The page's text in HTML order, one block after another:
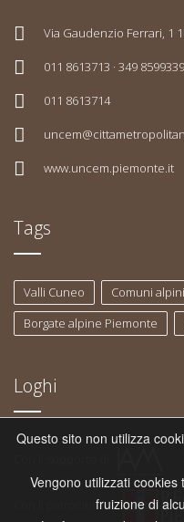
Via Gaudenzio Ferrari, 1
011 8613713 · 349 8599339
011 8613714
www.uncem.piemonte.it
Tags
Valli Cuneo Comuni
Borgate alpine Piemonte
Loghi
Con il patrocinio di
Questo sito non utilizza
Vengono utilizzati
fruizione di